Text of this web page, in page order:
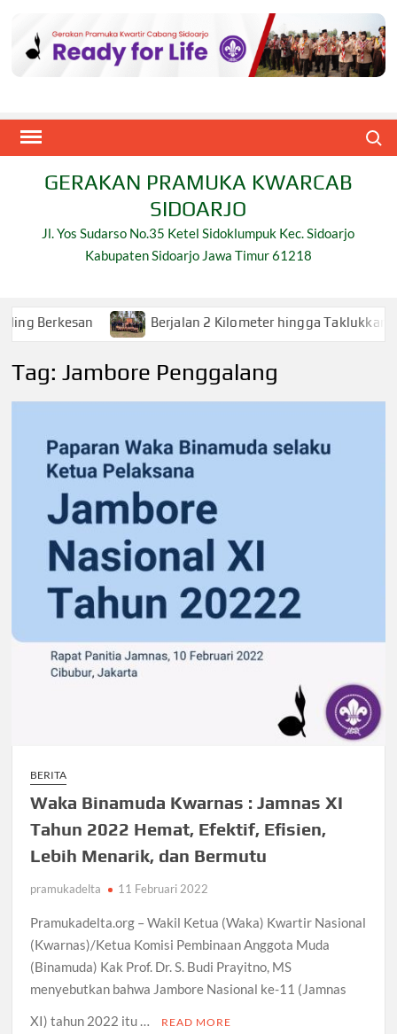
content
GERAKAN PRAMUKA KWARCAB
SIDOARJO
Jl. Yos Sudarso No.35 Ketel Sidoklumpuk Kec. Sidoarjo
Kabupaten Sidoarjo Jawa Timur 61218
Berjalan 2 Kilometer hingga Taklukkan
Tag:Jambore Penggalang
BERITA
Waka Binamuda Kwarnas : Jamnas XI
Tahun 2022 Hemat, Efektif, Efisien,
Lebih Menarik, dan Bermutu
pramukadelta 11 Februari 2022
Pramukadelta.org – Wakil Ketua (Waka) Kwartir Nasional
(Kwarnas)/Ketua Komisi Pembinaan Anggota Muda
(Binamuda) Kak Prof. Dr. S. Budi Prayitno, MS
menyebutkan bahwa Jambore Nasional ke-11 (Jamnas
XI) tahun 2022 itu …
READ MORE